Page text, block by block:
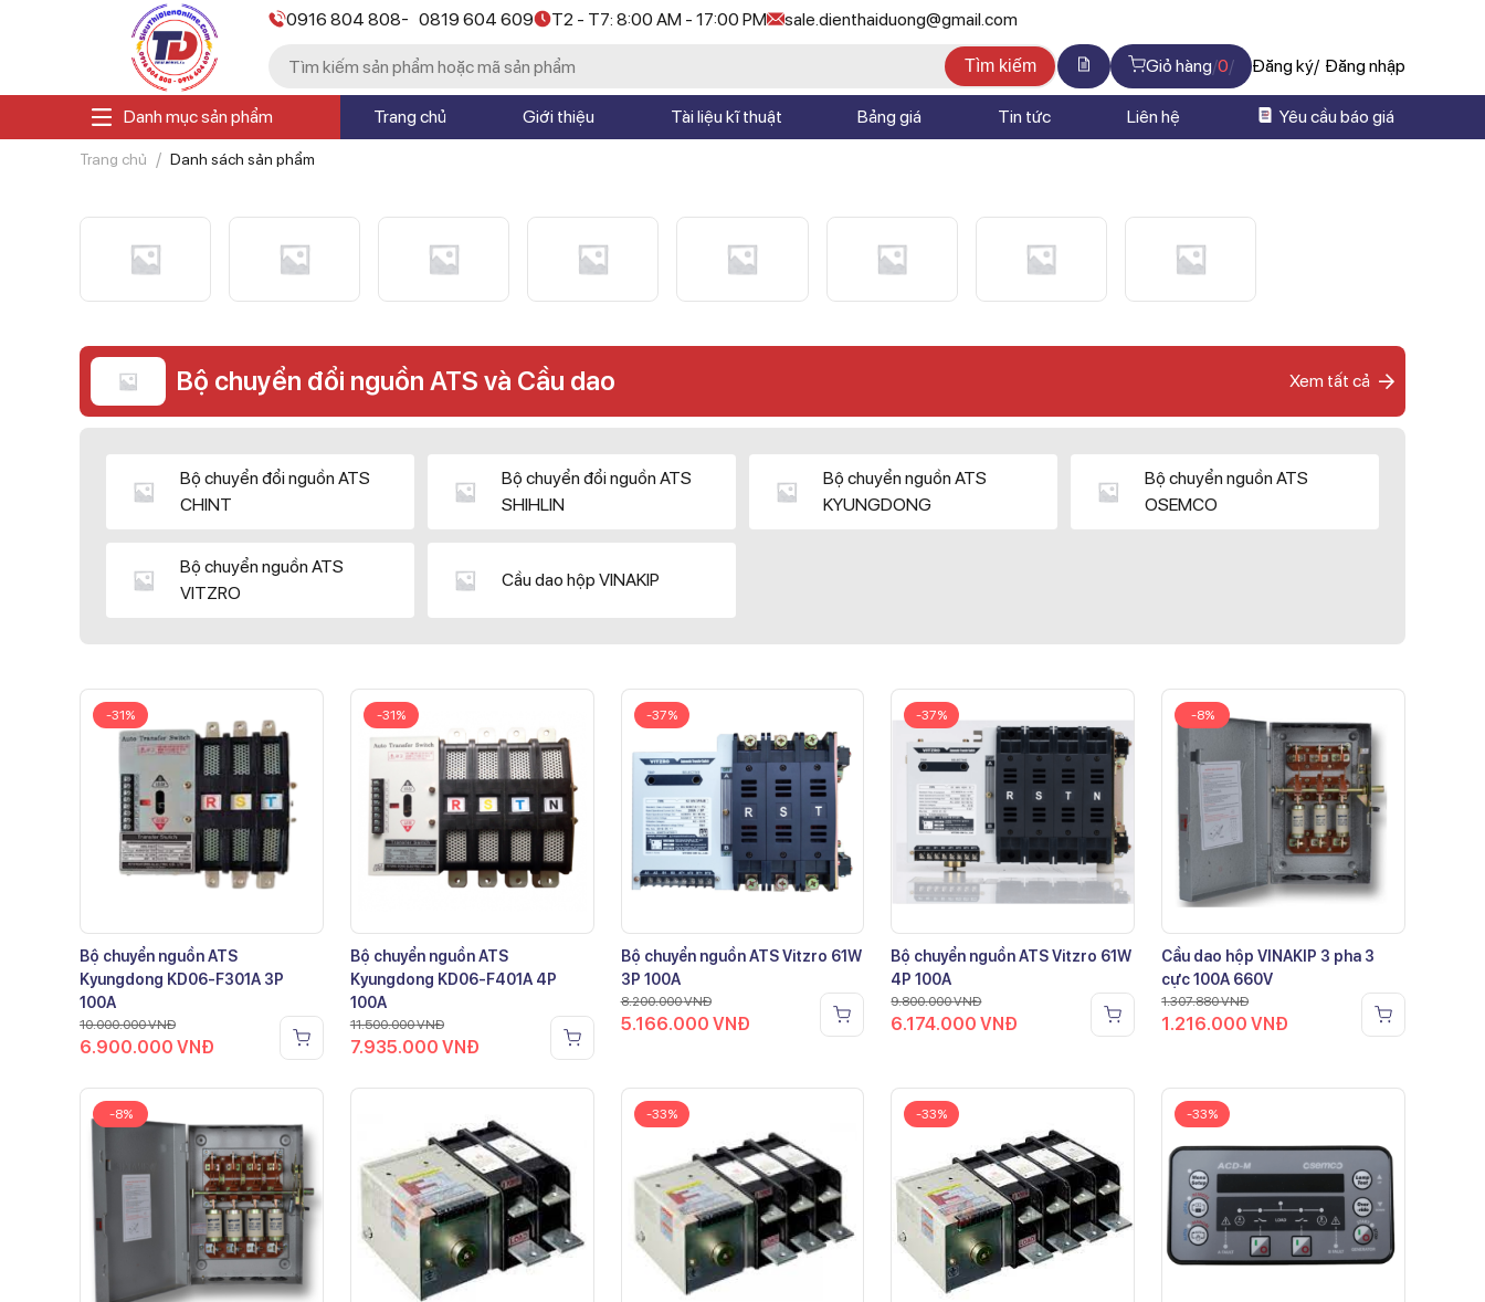
0916 804 808- 0819 604 609 T2 - T7: 8:00 AM - 17:00 PM sale.dienthaiduong@gmail.com
Tìm kiếm Giỏ hàng 0 Đăng ký Đăng nhập
Danh mục sản phẩm Trang chủ Giới thiệu Tài liệu kĩ thuật Bảng giá Tin tức Liên hệ Yêu cầu báo giá
Trang chủ Danh sách sản phẩm
Bộ chuyển đổi nguồn ATS và Cầu dao Xem tất cả
Bộ chuyển đổi nguồn ATS
CHINT
Bộ chuyển đổi nguồn ATS
SHIHLIN
Bộ chuyển nguồn ATS
KYUNGDONG
Bộ chuyển nguồn ATS
OSEMCO
Bộ chuyển nguồn ATS
VITZRO
Cầu dao hộp VINAKIP
-31%
Bộ chuyển nguồn ATS
Kyungdong KD06-F301A 3P
100A
10.000.000VNĐ
6.900.000 VNĐ
-31%
Bộ chuyển nguồn ATS
Kyungdong KD06-F401A 4P
100A
11.500.000VNĐ
7.935.000 VNĐ
-37%
Bộ chuyển nguồn ATS Vitzro 61W
3P 100A
8.200.000VNĐ
5.166.000 VNĐ
-37%
Bộ chuyển nguồn ATS Vitzro 61W
4P 100A
9.800.000VNĐ
6.174.000VNĐ
-8%
Cầu dao hộp VINAKIP 3 pha 3
cực 100A 660V
1.307.880VNĐ
1.216.000VNĐ
-8% -33% -33% -33%